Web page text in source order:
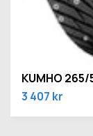
KUMHO 265/
3 407 kr